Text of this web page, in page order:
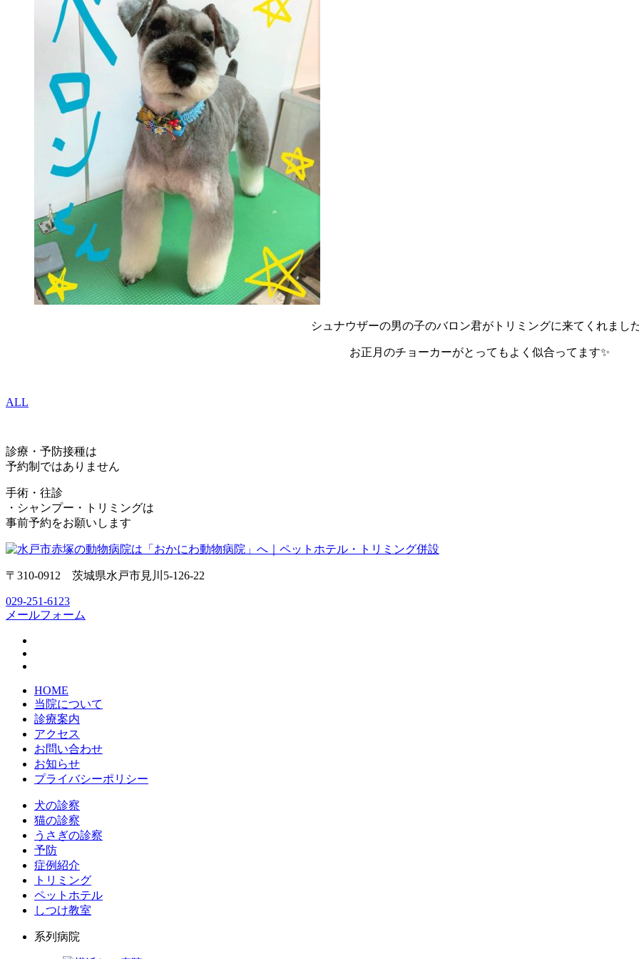
シュナウザーの男の子のバロン君がトリミングに来てくれまし
お正月のチョーカーがとってもよく似合ってます✨
ALL
診療・予防接種は
予約制ではありません
手術・往診
・シャンプー・トリミングは
事前予約をお願いします
〒310-0912 茨城県水戸市見川5-126-22
029-251-6123
メールフォーム
HOME
当院について
診療案内
アクセス
お問い合わせ
お知らせ
プライバシーポリシー
犬の診察
猫の診察
うさぎの診察
予防
症例紹介
トリミング
ペットホテル
しつけ教室
系列病院